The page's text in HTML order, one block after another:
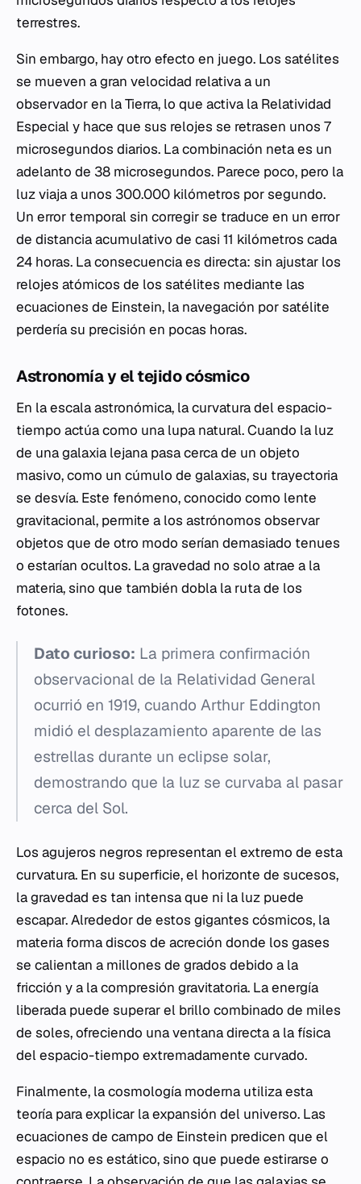
terrestres.
Sin embargo, hay otro efecto en juego. Los satélites
se mueven a gran velocidad relativa a un
observador en la Tierra, lo que activa la Relatividad
Especial y hace que sus relojes se retrasen unos 7
microsegundos diarios. La combinación neta es un
adelanto de 38 microsegundos. Parece poco, pero la
luz viaja a unos 300.000 kilómetros por segundo.
Un error temporal sin corregir se traduce en un error
de distancia acumulativo de casi 11 kilómetros cada
24 horas. La consecuencia es directa: sin ajustar los
relojes atómicos de los satélites mediante las
ecuaciones de Einstein, la navegación por satélite
perdería su precisión en pocas horas.
Astronomía y el tejido cósmico
En la escala astronómica, la curvatura del espacio-
tiempo actúa como una lupa natural. Cuando la luz
de una galaxia lejana pasa cerca de un objeto
masivo, como un cúmulo de galaxias, su trayectoria
se desvía. Este fenómeno, conocido como lente
gravitacional, permite a los astrónomos observar
objetos que de otro modo serían demasiado tenues
o estarían ocultos. La gravedad no solo atrae a la
materia, sino que también dobla la ruta de los
fotones.
Dato curioso: La primera confirmación
observacional de la Relatividad General
ocurrió en 1919, cuando Arthur Eddington
midió el desplazamiento aparente de las
estrellas durante un eclipse solar,
demostrando que la luz se curvaba al pasar
cerca del Sol.
Los agujeros negros representan el extremo de esta
curvatura. En su superficie, el horizonte de sucesos,
la gravedad es tan intensa que ni la luz puede
escapar. Alrededor de estos gigantes cósmicos, la
materia forma discos de acreción donde los gases
se calientan a millones de grados debido a la
fricción y a la compresión gravitatoria. La energía
liberada puede superar el brillo combinado de miles
de soles, ofreciendo una ventana directa a la física
del espacio-tiempo extremadamente curvado.
Finalmente, la cosmología moderna utiliza esta
teoría para explicar la expansión del universo. Las
ecuaciones de campo de Einstein predicen que el
espacio no es estático, sino que puede estirarse o